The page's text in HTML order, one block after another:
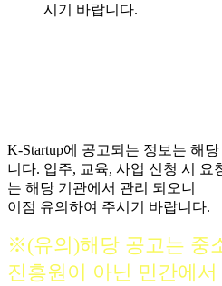
시기 바랍니다.
K-Startup에 공고되는 정보는 해
니다. 입주, 교육, 사업 신청 시 요
는 해당 기관에서 관리 되오니
이점 유의하여 주시기 바랍니다.
※(유의)해당 공고는 중
진흥원이 아닌 민간에